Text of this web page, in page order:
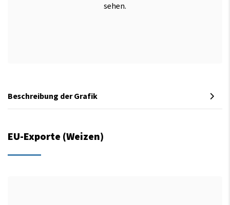
sehen.
Beschreibung der Grafik
EU-Exporte (Weizen)